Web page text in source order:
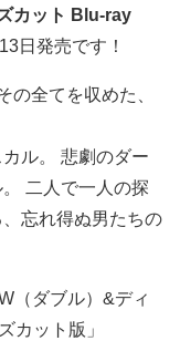
カット Blu-ray
日発売です！
全てを収めた、
ル。 悲劇のダー
二人で一人の探
忘れ得ぬ男たちの
（ダブル）&ディ
カット版」